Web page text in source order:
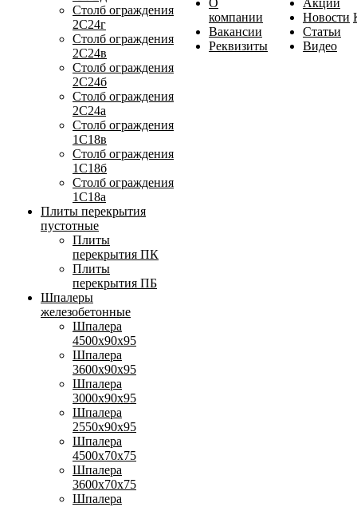
Столб ограждения
2С24г
Столб ограждения
2С24в
Столб ограждения
2С24б
Столб ограждения
2С24а
Столб ограждения
1С18в
Столб ограждения
1С18б
Столб ограждения
1С18а
Плиты перекрытия
пустотные
Плиты
перекрытия ПК
Плиты
перекрытия ПБ
Шпалеры
железобетонные
Шпалера
4500х90х95
Шпалера
3600х90х95
Шпалера
3000х90х95
Шпалера
2550х90х95
Шпалера
4500х70х75
Шпалера
3600х70х75
Шпалера
О
компании
Вакансии
Реквизиты
Акции
Новости
Статьи
Видео